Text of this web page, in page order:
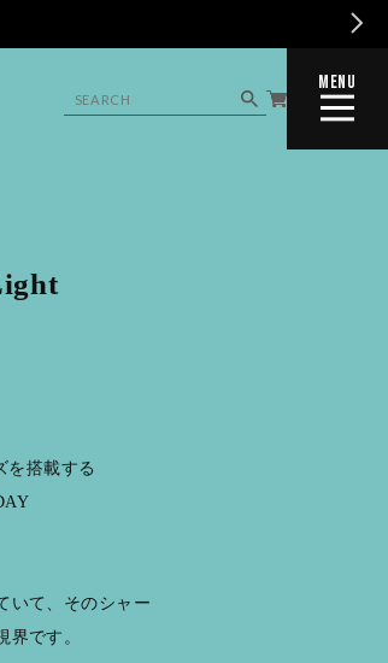
MENU
CLOSE
を搭載する
いて、そのシャー
です。